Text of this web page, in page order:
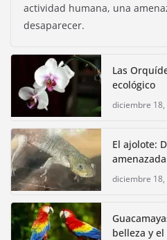
actividad humana, una
desaparecer.
Las
ecológico
diciembre 18,
El ajolote:
diciembre 18,
belleza y